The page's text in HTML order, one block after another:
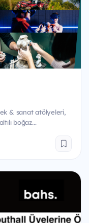
& sanat atölyeleri,
boğaz...